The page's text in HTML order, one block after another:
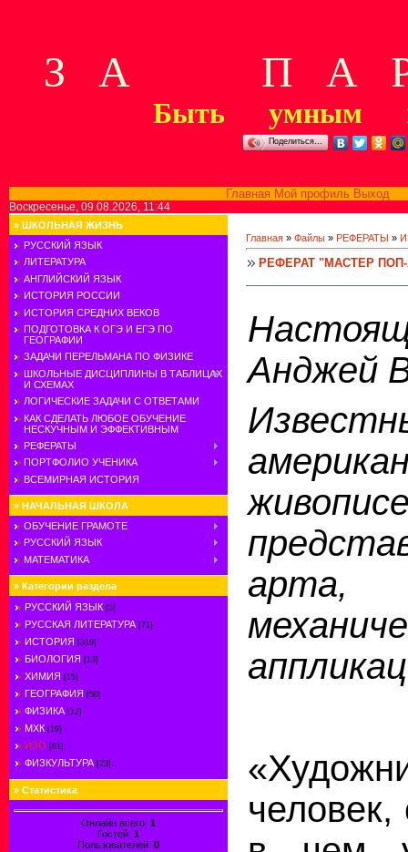
З А П А Р
Быть умным
Поделиться…
Главная Мой профиль Выход
Воскресенье, 09.08.2026, 11:44
» ШКОЛЬНАЯ ЖИЗНЬ
РУССКИЙ ЯЗЫК
ЛИТЕРАТУРА
АНГЛИЙСКИЙ ЯЗЫК
ИСТОРИЯ РОССИИ
ИСТОРИЯ СРЕДНИХ ВЕКОВ
ПОДГОТОВКА К ОГЭ И ЕГЭ ПО
ГЕОГРАФИИ
ЗАДАЧИ ПЕРЕЛЬМАНА ПО ФИЗИКЕ
ШКОЛЬНЫЕ ДИСЦИПЛИНЫ В ТАБЛИЦАХ
И СХЕМАХ
ЛОГИЧЕСКИЕ ЗАДАЧИ С ОТВЕТАМИ
КАК СДЕЛАТЬ ЛЮБОЕ ОБУЧЕНИЕ
НЕСКУЧНЫМ И ЭФФЕКТИВНЫМ
РЕФЕРАТЫ
ПОРТФОЛИО УЧЕНИКА
ВСЕМИРНАЯ ИСТОРИЯ
» НАЧАЛЬНАЯ ШКОЛА
ОБУЧЕНИЕ ГРАМОТЕ
РУССКИЙ ЯЗЫК
МАТЕМАТИКА
» Категории раздела
РУССКИЙ ЯЗЫК [5]
РУССКАЯ ЛИТЕРАТУРА [71]
ИСТОРИЯ [319]
БИОЛОГИЯ [13]
ХИМИЯ [15]
ГЕОГРАФИЯ [50]
ФИЗИКА [12]
МХК [19]
ИЗО [61]
ФИЗКУЛЬТУРА [23]
» Статистика
Онлайн всего: 1
Гостей: 1
Пользователей: 0
Главная » Файлы » РЕФЕРАТЫ »
РЕФЕРАТ "МАСТЕР
Анджей